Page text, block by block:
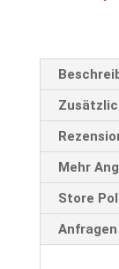
Mehr
Store
Anfragen